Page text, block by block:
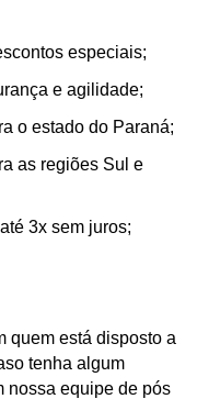
especiais;
e agilidade;
o estado do Paraná;
as regiões Sul e
3x sem juros;
quem está disposto a
tenha algum
nossa equipe de pós